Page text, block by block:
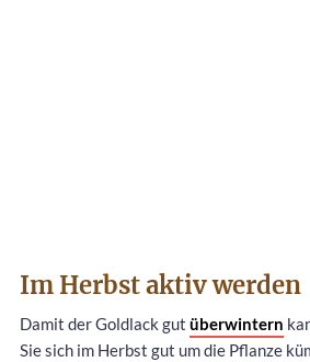
Im Herbst aktiv werden
Damit der Goldlack gut überwintern
Sie sich im Herbst gut um die Pflanze